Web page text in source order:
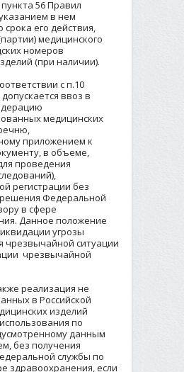
56 Правил
в нем
его действия,
медицинского
номеров
(при наличии).
с п.10
ввоз в
медицинских
приложением к
в объеме,
проведения
регистрации без
Федеральной
в сфере
Данное положение
угрозы
чрезвычайной ситуации
чрезвычайной
реализация не
в Российской
изделий
по
данным
без получения
службы по
здравоохранения, если